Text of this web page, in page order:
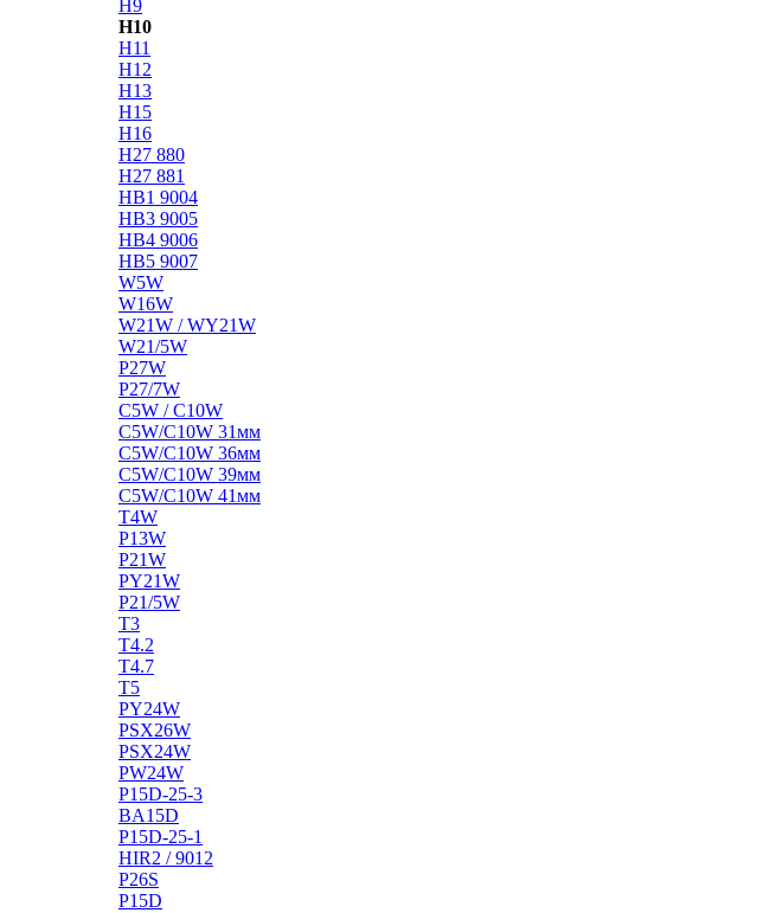
H9
H10
H11
H12
H13
H15
H16
H27 880
H27 881
HB1 9004
HB3 9005
HB4 9006
HB5 9007
W5W
W16W
W21W / WY21W
W21/5W
P27W
P27/7W
C5W / C10W
C5W/C10W 31мм
C5W/C10W 36мм
C5W/C10W 39мм
C5W/C10W 41мм
T4W
P13W
P21W
PY21W
P21/5W
T3
T4.2
T4.7
T5
PY24W
PSX26W
PSX24W
PW24W
P15D-25-3
BA15D
P15D-25-1
HIR2 / 9012
P26S
P15D